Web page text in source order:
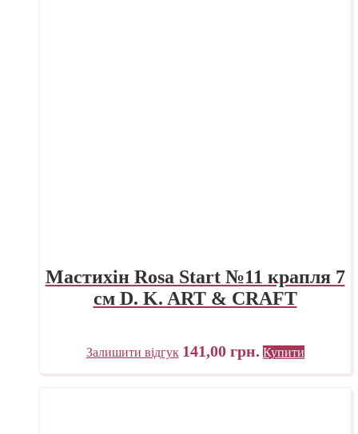
Мастихін Rosa Start №11 крапля 7
см D. K. ART & CRAFT
Залишити відгук 141,00 грн. Купити